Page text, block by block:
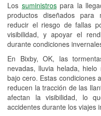
Los suministrospara la
productos diseñados para
reducir el riesgo de fallas
visibilidad, y apoyar el
durante condiciones
En Bixby, OK, las
nevadas, lluvia helada,
bajo cero. Estas condiciones
reducen la tracción de las
afectan la visibilidad, lo
accidentes durante los viajes
Reciclaje de
Instalación
Instalación
Programa de
Herramientas
Rectificación
freno